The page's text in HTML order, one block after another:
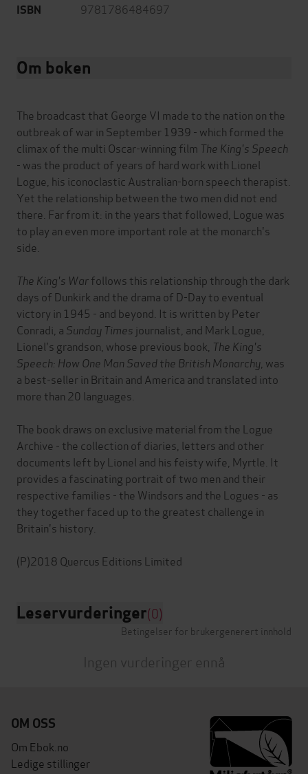
ISBN 9781786484697
Om boken
The broadcast that George VI made to the nation on the
outbreak of war in September 1939 - which formed the
climax of the multi Oscar-winning film The King's Speech
- was the product of years of hard work with Lionel
Logue, his iconoclastic Australian-born speech therapist.
Yet the relationship between the two men did not end
there. Far from it: in the years that followed, Logue was
to play an even more important role at the monarch's
side.
The King's Warfollows this relationship through the dark
days of Dunkirk and the drama of D-Day to eventual
victory in 1945 - and beyond. It is written by Peter
Conradi, a Sunday Times journalist, and Mark Logue,
Lionel's grandson, whose previous book, The King's
Speech: How One Man Saved the British Monarchy , was
a best-seller in Britain and America and translated into
more than 20 languages.
The book draws on exclusive material from the Logue
Archive - the collection of diaries, letters and other
documents left by Lionel and his feisty wife, Myrtle. It
provides a fascinating portrait of two men and their
respective families - the Windsors and the Logues - as
they together faced up to the greatest challenge in
Britain's history.
Leservurderinger(0)
Betingelser for brukergenerert innhold
Ingen vurderinger ennå
OM OSS
Om Ebok.no
Ledige stillinger